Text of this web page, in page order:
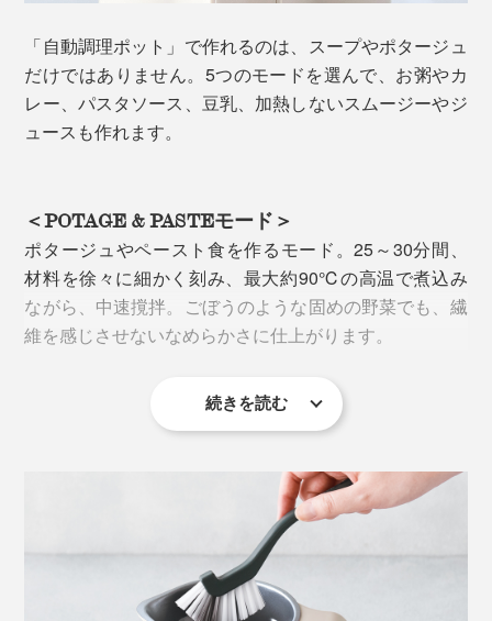
キッチン家電らしからぬフォルムの美しさ、ツヤ消しの
マットな質感は、インテリアをモダンなイメージにして
くれます。
「自動調理ポット」で作れるのは、スープやポタージュ
だけではありません。5つのモードを選んで、お粥やカ
レー、パスタソース、豆乳、加熱しないスムージーやジ
ュースも作れます。
＜POTAGE & PASTEモード＞
ポタージュやペースト食を作るモード。25～30分間、
材料を徐々に細かく刻み、最大約90℃の高温で煮込み
ながら、中速撹拌。ごぼうのような固めの野菜でも、繊
維を感じさせないなめらかさに仕上がります。
続きを読む